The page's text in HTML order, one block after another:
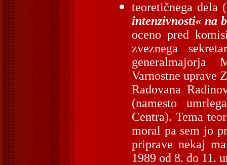
teoretičnega
intenzivnosti« na
oceno pred
zveznega
generalmajorja
Varnostne uprave
Radovana
(namesto
Centra). Tema
moral pa sem jo
priprave nekaj
1989 od 8. do 11.